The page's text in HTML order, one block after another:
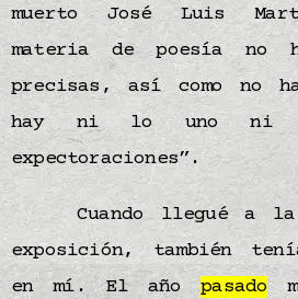
muerto José Luis
materia de poesía no
precisas, así como no
hay ni lo uno ni
expectoraciones”.
Cuando llegué a la
exposición, también
en mí. El añopasado